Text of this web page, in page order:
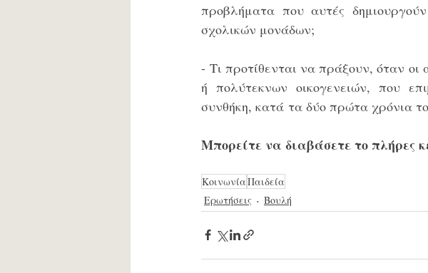
προβλήματα που αυτές
σχολικών μονάδων;
- Τι προτίθενται να πράξουν, όταν
ή πολύτεκνων οικογενειών, που
συνθήκη, κατά τα δύο πρώτα χρόνια
Μπορείτε να διαβάσετε το πλήρες
ΚοινωνίαΠαιδεία
Ερωτήσεις
Βουλή